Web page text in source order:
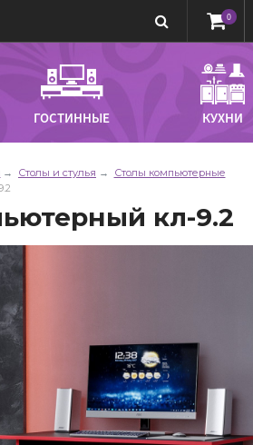
0
ГОСТИННЫЕ КУХНИ
Столы и стулья
Столы компьютерные
кл-9.2